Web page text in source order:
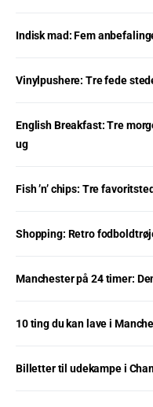
Indisk mad: Fem
Vinylpushere: Tre fede
English Breakfast: Tre
ug
Fish ’n’ chips: Tre
Shopping: Retro
Manchester på 24 timer:
10 ting du kan lave i
Billetter til udekampe i